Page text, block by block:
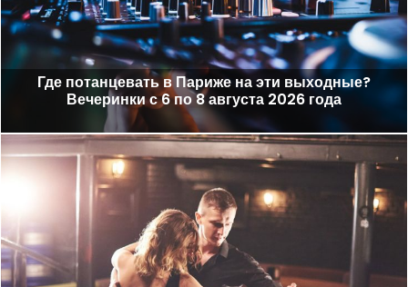
Где потанцевать в Париже на эти выходные?
Вечеринки с 6 по 8 августа 2026 года